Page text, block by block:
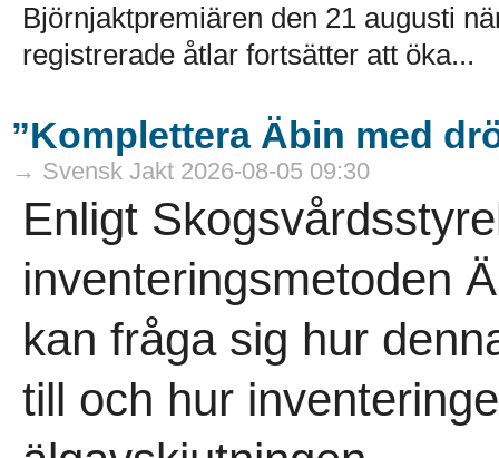
Björnjaktpremiären den 21 augusti
registrerade åtlar fortsätter att öka...
”Komplettera Äbin med
→ Svensk Jakt 2026-08-05 09:30
Enligt
inventeringsmetoden
kan fråga sig hur
till och hur